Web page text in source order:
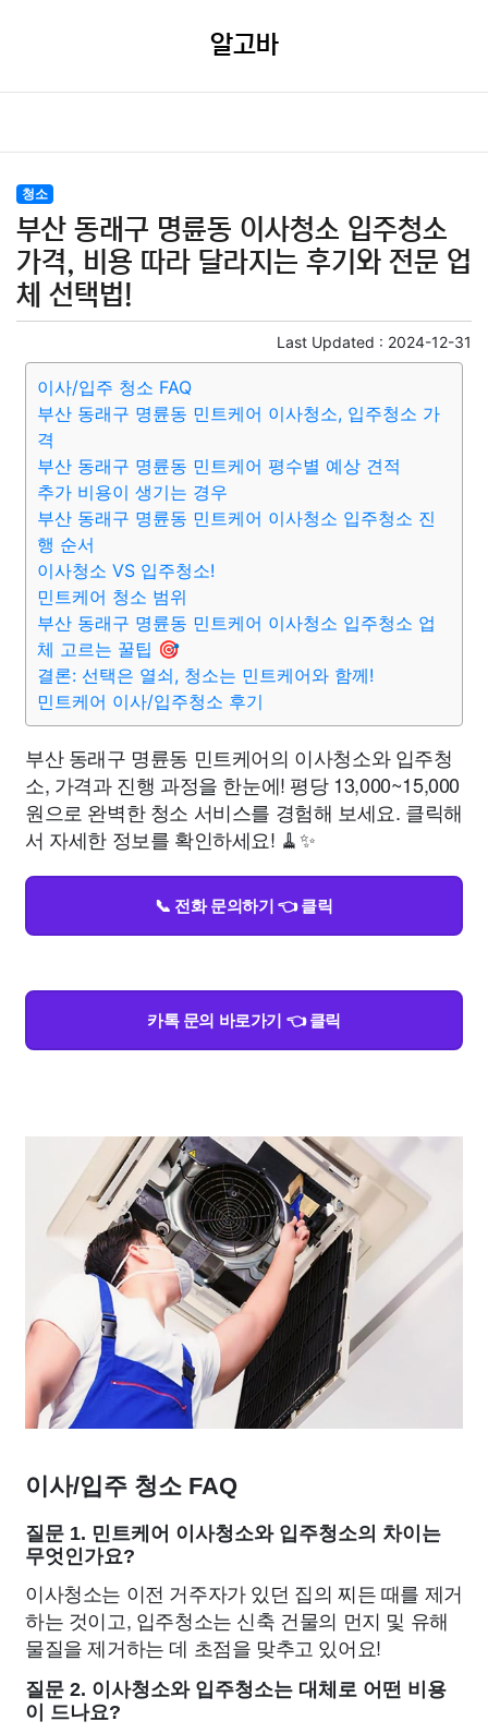
알고바
청소
부산 동래구 명륜동 이사청소 입주청소
가격, 비용 따라 달라지는 후기와 전문 업
체 선택법!
Last Updated : 2024-12-31
이사/입주 청소 FAQ
부산 동래구 명륜동 민트케어 이사청소, 입주청소 가
격
부산 동래구 명륜동 민트케어 평수별 예상 견적
추가 비용이 생기는 경우
부산 동래구 명륜동 민트케어 이사청소 입주청소 진
행 순서
이사청소 VS 입주청소!
민트케어 청소 범위
부산 동래구 명륜동 민트케어 이사청소 입주청소 업
체 고르는 꿀팁 🎯
결론: 선택은 열쇠, 청소는 민트케어와 함께!
민트케어 이사/입주청소 후기
부산 동래구 명륜동 민트케어의 이사청소와 입주청
소, 가격과 진행 과정을 한눈에! 평당 13,000~15,000
원으로 완벽한 청소 서비스를 경험해 보세요. 클릭해
서 자세한 정보를 확인하세요! 🧹✨
📞 전화 문의하기 👈 클릭
카톡 문의 바로가기 👈 클릭
이사/입주 청소 FAQ
질문 1. 민트케어 이사청소와 입주청소의 차이는
무엇인가요?
이사청소는 이전 거주자가 있던 집의 찌든 때를 제거
하는 것이고, 입주청소는 신축 건물의 먼지 및 유해
물질을 제거하는 데 초점을 맞추고 있어요!
질문 2. 이사청소와 입주청소는 대체로 어떤 비용
이 드나요?